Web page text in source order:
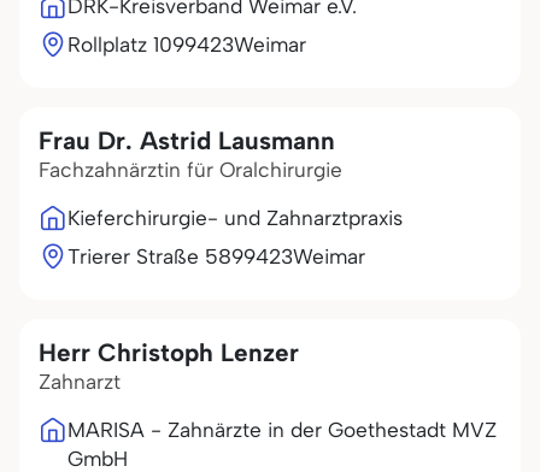
DRK-Kreisverband Weimar e.V.
Rollplatz 1099423Weimar
Frau Dr. Astrid Lausmann
Fachzahnärztin für Oralchirurgie
Kieferchirurgie- und Zahnarztpraxis
Trierer Straße 5899423Weimar
Herr Christoph Lenzer
Zahnarzt
MARISA - Zahnärzte in der Goethestadt MVZ
GmbH